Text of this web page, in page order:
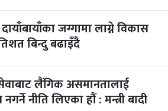
जग्गामा लाग्ने विकास
बिन्दु बढाइँदै
लैंगिक असमानतालाई
नगर्ने नीति लिएका हौं : मन्त्री बादी